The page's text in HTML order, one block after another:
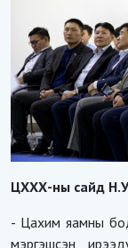
ЦХХХ-ны сайд
- Цахим яамны
мэргэшсэн